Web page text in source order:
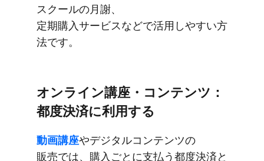
スクールの​月謝、​
定期購入サービスなどで​活用しやすい方​
法です。
オンライン講座・コンテンツ：
都度決済に​利用する
動画講座や​デジタルコンテンツの​
販売では、​購入ごとに​支払う​都度決済と​